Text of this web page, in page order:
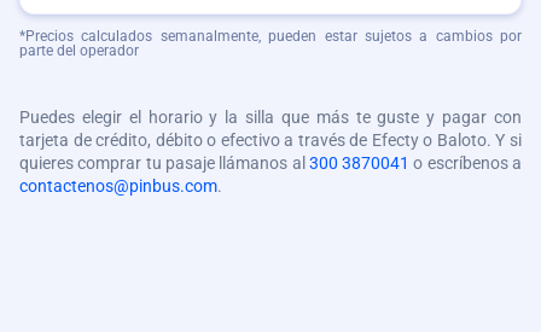
*Precios calculados semanalmente, pueden estar sujetos a cambios por
parte del operador
Puedes elegir el horario y la silla que más te guste y pagar con
tarjeta de crédito, débito o efectivo a través de Efecty o Baloto. Y si
quieres comprar tu pasaje llámanos al 300 3870041 o escríbenos a
contactenos@pinbus.com.